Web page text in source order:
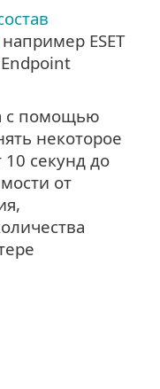
ESET
с помощью
некоторое
секунд до
от